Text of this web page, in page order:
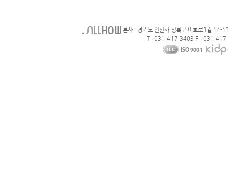
본사 : 경기도 안산사 상록구 이호로3길 14-
T : 031-417-3403 F : 031-